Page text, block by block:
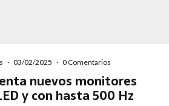
· 03/02/2025 · 0 Comentarios
nuevos monitores
y con hasta 500 Hz